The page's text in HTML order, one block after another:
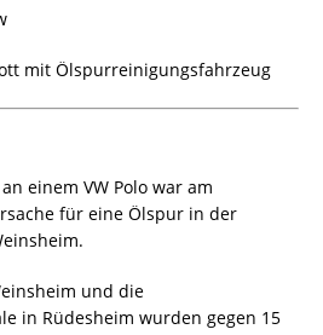
mit Ölspurreinigungsfahrzeug
einem VW Polo war am
für eine Ölspur in der
und die
in Rüdesheim wurden gegen 15